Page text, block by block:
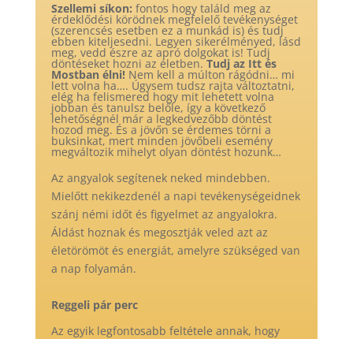
Szellemi síkon: fontos hogy találd meg az
érdeklődési körödnek megfelelő tevékenységet
(szerencsés esetben ez a munkád is) és tudj
ebben kiteljesedni. Legyen sikerélményed, lásd
meg, vedd észre az apró dolgokat is! Tudj
döntéseket hozni az életben.Tudj az Itt és
Mostban élni! Nem kell a múlton rágódni… mi
lett volna ha…. Úgysem tudsz rajta változtatni,
elég ha felismered hogy mit lehetett volna
jobban és tanulsz belőle, így a következő
lehetőségnél már a legkedvezőbb döntést
hozod meg. És a jövőn se érdemes törni a
buksinkat, mert minden jövőbeli esemény
megváltozik mihelyt olyan döntést hozunk…
Az angyalok segítenek neked mindebben.
Mielőtt nekikezdenél a napi tevékenységeidnek
szánj némi időt és figyelmet az angyalokra.
Áldást hoznak és megosztják veled azt az
életörömöt és energiát, amelyre szükséged van
a nap folyamán.
Reggeli pár perc
Az egyik legfontosabb feltétele annak, hogy